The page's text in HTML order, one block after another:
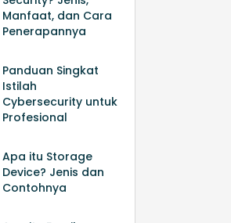
Manfaat, dan Cara
Penerapannya
Panduan Singkat
Istilah
Cybersecurity untuk
Profesional
Apa itu Storage
Device? Jenis dan
Contohnya